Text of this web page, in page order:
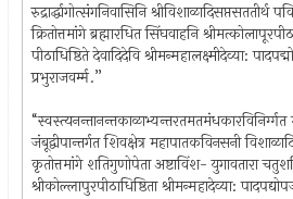
रुद्रार्द्धागोत्संगनिवासिनि श्रीविशाळादिसप्तसततीर्थ
क्रितोत्तमांगे ब्रह्मारधित सिंघवाहनि
पीठाधिष्ठिते देवादिदेवि श्रीमन्महालक्ष्मीदेव्या:
प्रभुराजवर्म्म.”
“स्वस्त्यनन्तानन्तकाळाभ्यन्तरतमतमंधकारविनिर्ग्गत
जंबूद्वीपान्तर्गत शिवक्षेत्र महापातकविनसनी
कृतोत्तमांगे शतिगुणोपेता अष्टाविंश- युगावतारा
श्रीकोल्लापुरपीठाधिष्ठिता श्रीमन्महादेव्या: